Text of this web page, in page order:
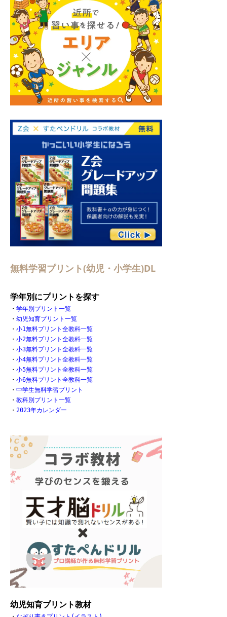
無料学習プリント(幼児・小学生)DL
学年別にプリントを探す
・ 学年別プリント一覧
・ 幼児知育プリント一覧
・ 小1無料プリント全教科一覧
・ 小2無料プリント全教科一覧
・ 小3無料プリント全教科一覧
・ 小4無料プリント全教科一覧
・ 小5無料プリント全教科一覧
・ 小6無料プリント全教科一覧
・ 中学生無料学習プリント
・ 教科別プリント一覧
・ 2023年カレンダー
幼児知育プリント教材